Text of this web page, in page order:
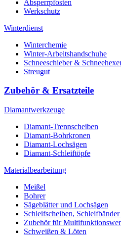
Absperrpfosten
Werkschutz
Winterdienst
Winterchemie
Winter-Arbeitshandschuhe
Schneeschieber &
Streugut
Zubehör & Ersatzteile
Diamantwerkzeuge
Diamant-Trennscheiben
Diamant-Bohrkronen
Diamant-Lochsägen
Diamant-Schleiftöpfe
Materialbearbeitung
Meißel
Bohrer
Sägeblätter und Lochsägen
Schleifscheiben,
Zubehör für
Schweißen & Löten